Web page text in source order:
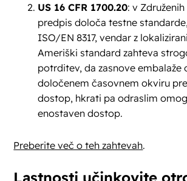
US 16 CFR 1700.20: v
predpis določa testne
ISO/EN 8317, vendar z
Ameriški standard zahteva
potrditev, da zasnove embalaže
določenem časovnem okviru
dostop, hkrati pa odraslim
enostaven dostop.
Preberite več o teh zahtevah.
Lastnosti učinkovite